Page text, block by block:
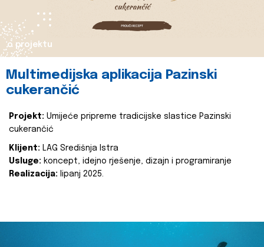
o projektu
Multimedijska aplikacija Pazinski
cukerančić
Projekt: Umijeće pripreme tradicijske slastice Pazinski
cukerančić
Klijent: LAG Središnja Istra
Usluge: koncept, idejno rješenje, dizajn i programiranje
Realizacija: lipanj 2025.